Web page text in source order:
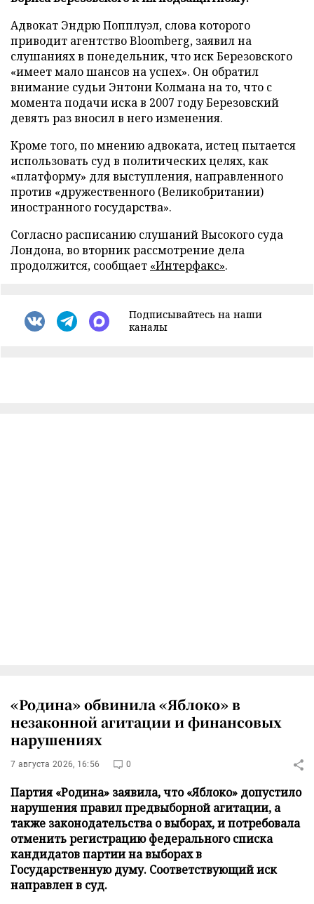
Адвокат Эндрю Попплуэл, слова которого
приводит агентство Bloomberg, заявил на
слушаниях в понедельник, что иск Березовского
«имеет мало шансов на успех». Он обратил
внимание судьи Энтони Колмана на то, что с
момента подачи иска в 2007 году Березовский
девять раз вносил в него изменения.
Кроме того, по мнению адвоката, истец пытается
использовать суд в политических целях, как
«платформу» для выступления, направленного
против «дружественного (Великобритании)
иностранного государства».
Согласно расписанию слушаний Высокого суда
Лондона, во вторник рассмотрение дела
продолжится, сообщает «Интерфакс».
Подписывайтесь на наши
каналы
«Родина» обвинила «Яблоко» в
незаконной агитации и финансовых
нарушениях
7 августа 2026, 16:56 0
Партия «Родина» заявила, что «Яблоко» допустило
нарушения правил предвыборной агитации, а
также законодательства о выборах, и потребовала
отменить регистрацию федерального списка
кандидатов партии на выборах в
Государственную думу. Соответствующий иск
направлен в суд.